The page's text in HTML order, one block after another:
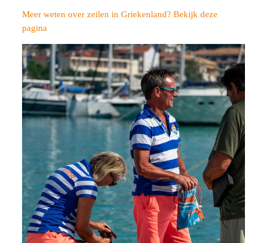
Meer weten over zeilen in Griekenland? Bekijk deze
pagina